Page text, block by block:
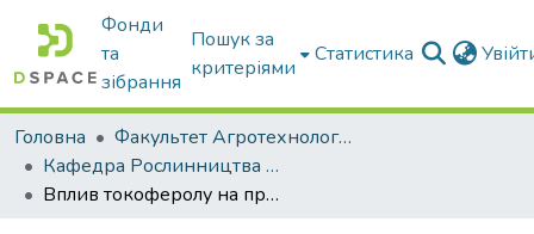
Фонди
та
зібрання
Пошук за
критеріями
Статистика
Головна
Факультет Агротехнологій та екології
Кафедра Рослинництва та садівництва ім. професора В.В. Калитки
Вплив токоферолу на проростання гороху (Pisum sativum L.) та формування його біологічної врожайності